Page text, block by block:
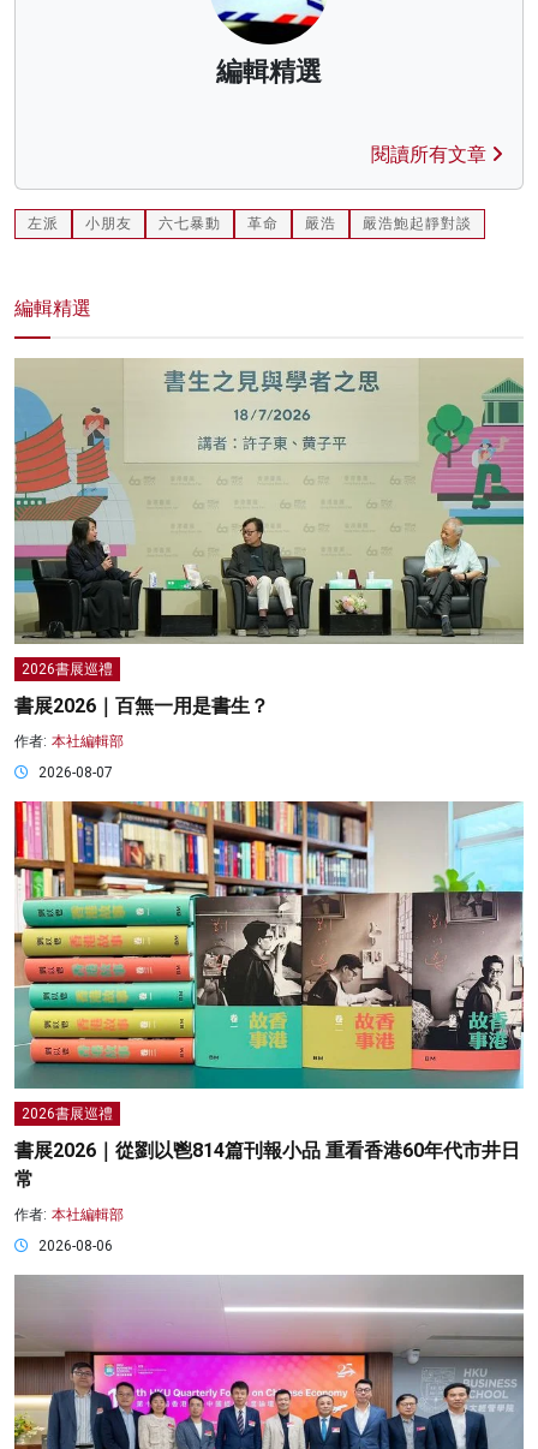
編輯精選
閱讀所有文章
左派 小朋友 六七暴動 革命 嚴浩 嚴浩鮑起靜對談
編輯精選
2026書展巡禮
書展2026｜百無一用是書生？
作者: 本社編輯部
2026-08-07
2026書展巡禮
書展2026｜從劉以鬯814篇刊報小品 重看香港60年代市井日
常
作者: 本社編輯部
2026-08-06